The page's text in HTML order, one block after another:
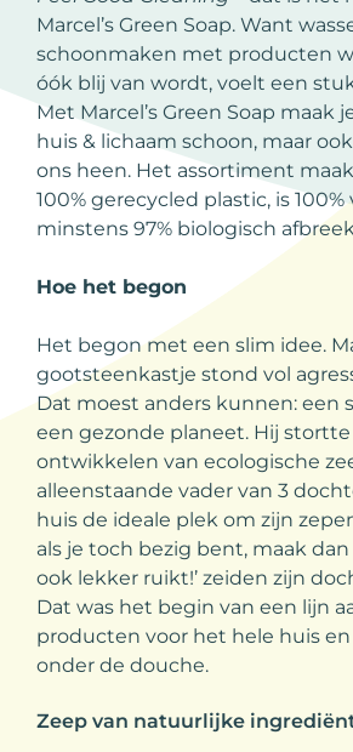
Marcel’s Green Soap. Want
schoonmaken met producten
óók blij van wordt, voelt een
Met Marcel’s Green Soap maak
huis & lichaam schoon, maar
ons heen. Het assortiment
100% gerecycled plastic, is
minstens 97% biologisch
Hoe het begon
Het begon met een slim idee.
gootsteenkastje stond vol
Dat moest anders kunnen: een
een gezonde planeet. Hij
ontwikkelen van ecologische
alleenstaande vader van 3
huis de ideale plek om zijn
als je toch bezig bent, maak
ook lekker ruikt!’ zeiden zijn
Dat was het begin van een lijn
producten voor het hele huis en
onder de douche.
Zeep van natuurlijke